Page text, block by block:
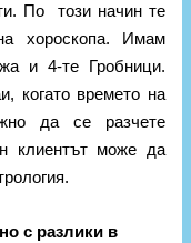
По този начин те
хороскопа. Имам
и 4-те Гробници.
когато времето на
да се разчете
клиентът може да
с разлики в